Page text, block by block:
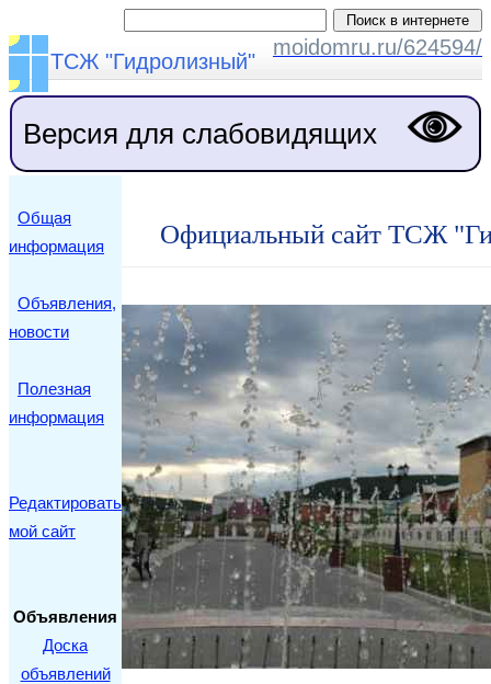
ТСЖ "Гидролизный"
moidomru.ru/624594/
Версия для слабовидящих
Общая
информация
Объявления,
новости
Полезная
информация
Редактировать
мой сайт
Объявления
Доска
объявлений
Официальный сайт ТСЖ